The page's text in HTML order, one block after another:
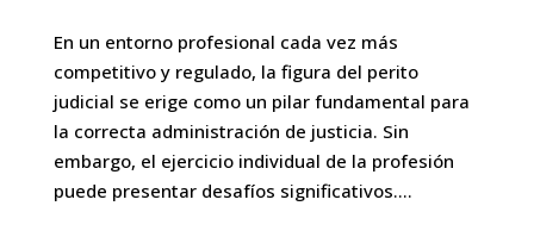
En un entorno profesional cada vez más
competitivo y regulado, la figura del perito
judicial se erige como un pilar fundamental para
la correcta administración de justicia. Sin
embargo, el ejercicio individual de la profesión
puede presentar desafíos significativos....